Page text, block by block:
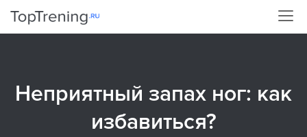
Неприятный запах ног: как
избавиться?